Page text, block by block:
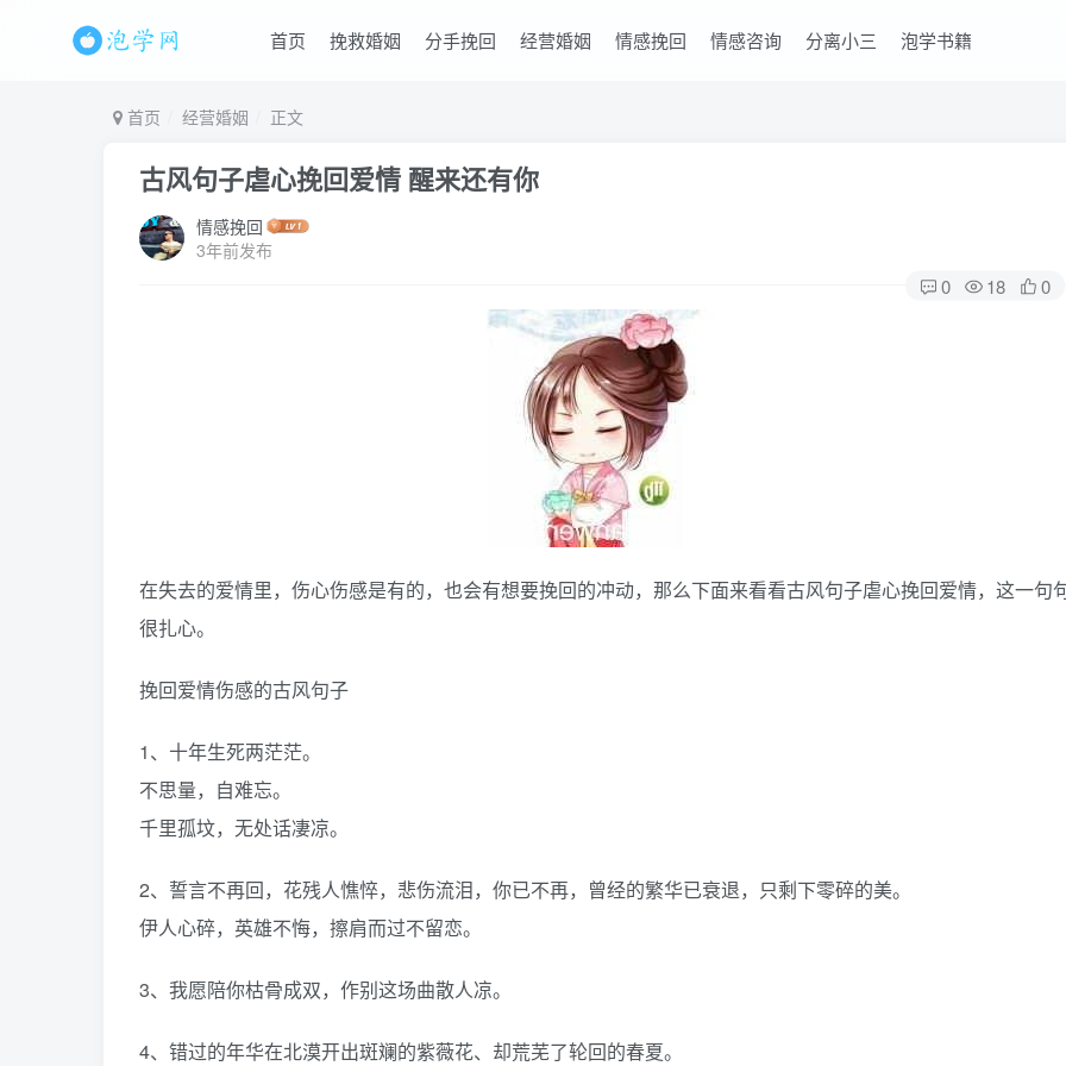
首页 挽救婚姻 分手挽回 经营婚姻 情感挽回 情感咨询 分离小三 泡学书籍
首页 经营婚姻 正文
古风句子虐心挽回爱情 醒来还有你
情感挽回
3年前发布
0 18 0
在失去的爱情里，伤心伤感是有的，也会有想要挽回的冲动，那么下面来看看古风句子虐心挽回爱情，这一句
很扎心。
挽回爱情伤感的古风句子
1、十年生死两茫茫。
不思量，自难忘。
千里孤坟，无处话凄凉。
2、誓言不再回，花残人憔悴，悲伤流泪，你已不再，曾经的繁华已衰退，只剩下零碎的美。
伊人心碎，英雄不悔，擦肩而过不留恋。
3、我愿陪你枯骨成双，作别这场曲散人凉。
4、错过的年华在北漠开出斑斓的紫薇花、却荒芜了轮回的春夏。